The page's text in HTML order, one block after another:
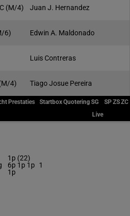
(M/4) Juan J. Hernandez
6) Edwin A. Maldonado
Luis Contreras
4) Tiago Josue Pereira
Prestaties StartboxQuoteringSG SPZSZC
Live
1p (22)
6p 1p 1p
1p
1